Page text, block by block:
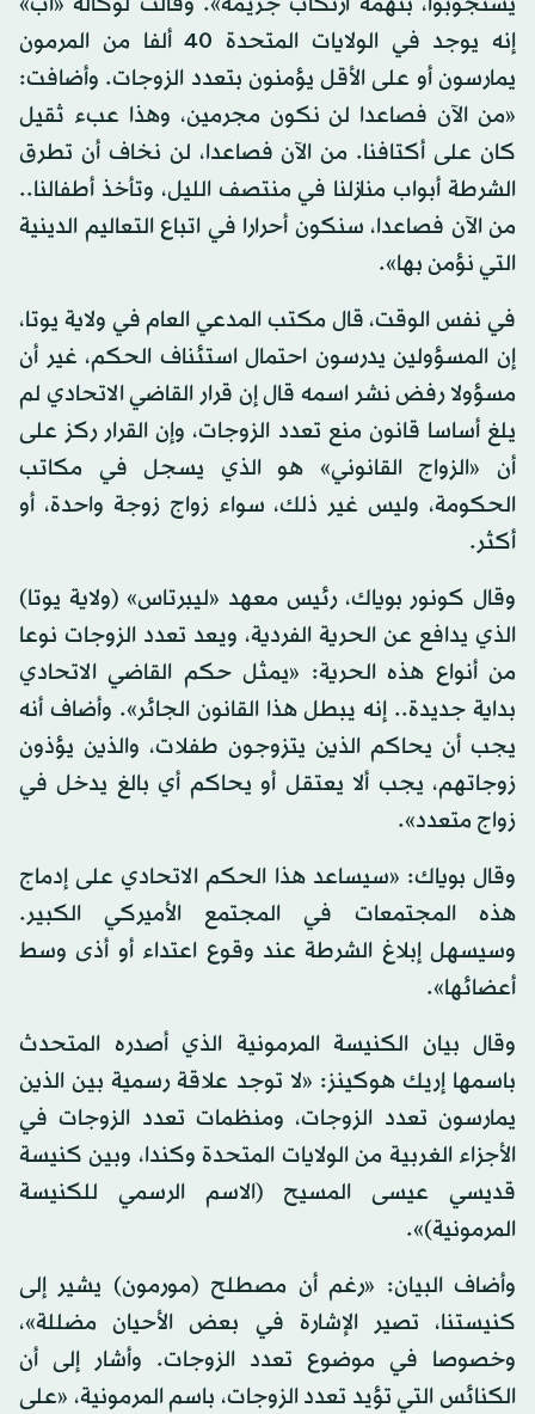
إنه يوجد في الولايات المتحدة 40 ألفا من المرمون
يمارسون أو على الأقل يؤمنون بتعدد الزوجات. وأضافت:
«من الآن فصاعدا لن نكون مجرمين، وهذا عبء ثقيل
كان على أكتافنا. من الآن فصاعدا، لن نخاف أن تطرق
الشرطة أبواب منازلنا في منتصف الليل، وتأخذ أطفالنا..
من الآن فصاعدا، سنكون أحرارا في اتباع التعاليم الدينية
التي نؤمن بها».
في نفس الوقت، قال مكتب المدعي العام في ولاية يوتا،
إن المسؤولين يدرسون احتمال استئناف الحكم، غير أن
مسؤولا رفض نشر اسمه قال إن قرار القاضي الاتحادي لم
يلغ أساسا قانون منع تعدد الزوجات، وإن القرار ركز على
أن «الزواج القانوني» هو الذي يسجل في مكاتب
الحكومة، وليس غير ذلك، سواء زواج زوجة واحدة، أو
أكثر.
وقال كونور بوياك، رئيس معهد «ليبرتاس» (ولاية يوتا)
الذي يدافع عن الحرية الفردية، ويعد تعدد الزوجات نوعا
من أنواع هذه الحرية: «يمثل حكم القاضي الاتحادي
بداية جديدة.. إنه يبطل هذا القانون الجائر». وأضاف أنه
يجب أن يحاكم الذين يتزوجون طفلات، والذين يؤذون
زوجاتهم، يجب ألا يعتقل أو يحاكم أي بالغ يدخل في
زواج متعدد».
وقال بوياك: «سيساعد هذا الحكم الاتحادي على إدماج
هذه المجتمعات في المجتمع الأميركي الكبير.
وسيسهل إبلاغ الشرطة عند وقوع اعتداء أو أذى وسط
أعضائها».
وقال بيان الكنيسة المرمونية الذي أصدره المتحدث
باسمها إريك هوكينز: «لا توجد علاقة رسمية بين الذين
يمارسون تعدد الزوجات، ومنظمات تعدد الزوجات في
الأجزاء الغربية من الولايات المتحدة وكندا، وبين كنيسة
قديسي عيسى المسيح (الاسم الرسمي للكنيسة
المرمونية)».
وأضاف البيان: «رغم أن مصطلح (مورمون) يشير إلى
كنيستنا، تصير الإشارة في بعض الأحيان مضللة»،
وخصوصا في موضوع تعدد الزوجات. وأشار إلى أن
الكنائس التي تؤيد تعدد الزوجات، باسم المرمونية، «على